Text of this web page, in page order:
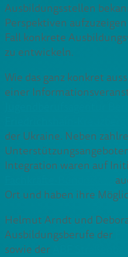
Ausbildungsstellen
Perspektiven
Fall konkrete
zu entwickeln.
Wie das ganz konkret
einer
der Ukraine. Neben
Integration waren auf
Ort und haben ihre
Helmut Arndt und
Ausbildungsberufe der
sowie der